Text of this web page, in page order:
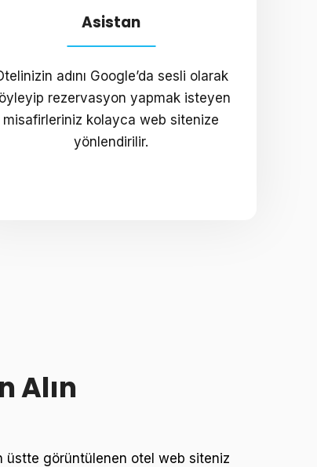
Asistan
adını Google’da sesli olarak
rezervasyon yapmak isteyen
misafirleriniz kolayca web sitenize
yönlendirilir.
Alın
üstte görüntülenen otel web siteniz